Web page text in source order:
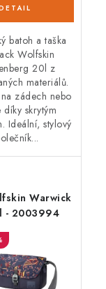
batoh a taška
Wolfskin
20l z
materiálů.
zádech nebo
díky skrytým
Ideální, stylový
Warwick
- 2003994